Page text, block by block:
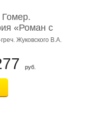
«Роман с
Жуковского В.А.
руб.